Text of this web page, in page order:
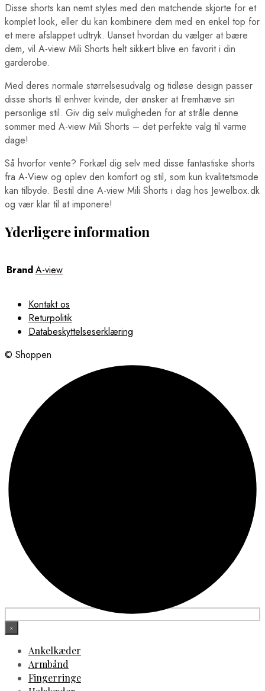
Disse shorts kan nemt styles med den matchende skjorte for et
komplet look, eller du kan kombinere dem med en enkel top for
et mere afslappet udtryk. Uanset hvordan du vælger at bære
dem, vil A-view Mili Shorts helt sikkert blive en favorit i din
garderobe.
Med deres normale størrelsesudvalg og tidløse design passer
disse shorts til enhver kvinde, der ønsker at fremhæve sin
personlige stil. Giv dig selv muligheden for at stråle denne
sommer med A-view Mili Shorts – det perfekte valg til varme
dage!
Så hvorfor vente? Forkæl dig selv med disse fantastiske shorts
fra A-View og oplev den komfort og stil, som kun kvalitetsmode
kan tilbyde. Bestil dine A-view Mili Shorts i dag hos Jewelbox.dk
og vær klar til at imponere!
Yderligere information
BrandA-view
Kontakt os
Returpolitik
Databeskyttelseserklæring
© Shoppen
×
Ankelkæder
Armbånd
Fingerringe